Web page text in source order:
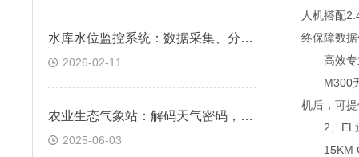
水库水位监控系统：数据采集、分析与可视化方案
2026-02-11
农业生态气象站：解码天气密码，提升生产效率
2025-06-03
⼈机搭配
终保障数
⾼效专
M300⽆
机后，可
2、EL
15KM